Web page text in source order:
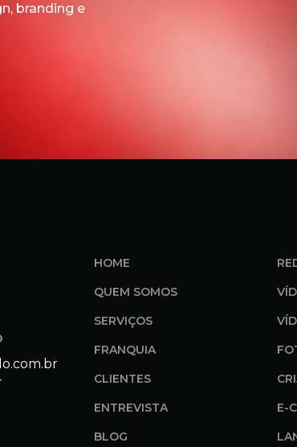
branding e
HOME
QUEM SOMOS
SERVIÇOS
FRANQUIA
CLIENTES
ENTREVISTA
BLOG
E-